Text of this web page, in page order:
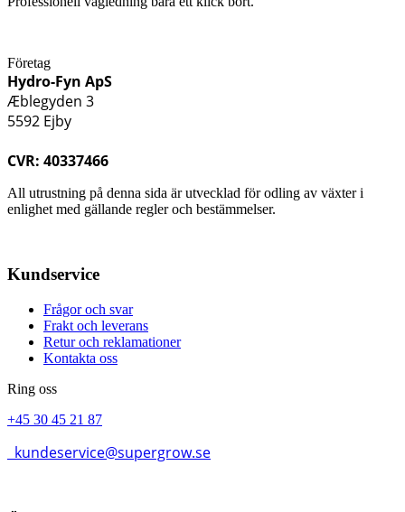
Företag
Hydro-Fyn ApS
Æblegyden 3
5592 Ejby
CVR: 40337466
All utrustning på denna sida är utvecklad för odling av växter i
enlighet med gällande regler och bestämmelser.
Kundservice
Frågor och svar
Frakt och leverans
Retur och reklamationer
Kontakta oss
Ring oss
+45 30 45 21 87
kundeservice@supergrow.se